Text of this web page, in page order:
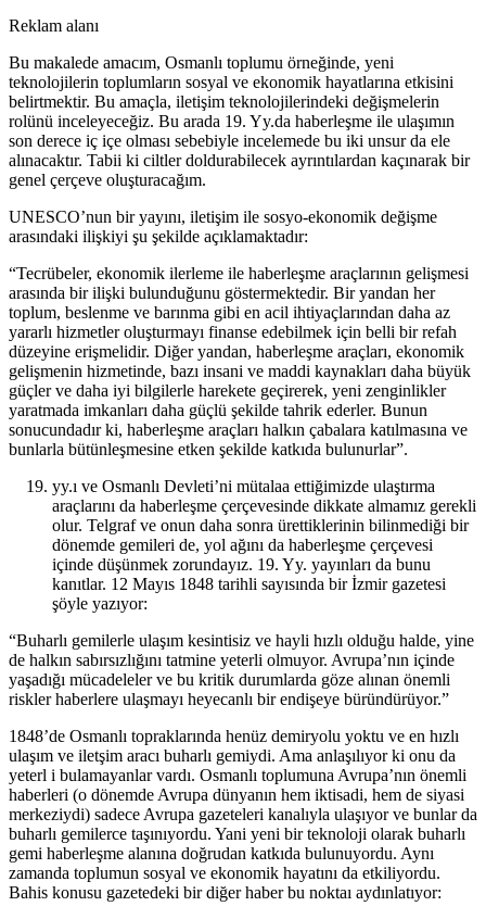
Reklam alanı
Bu makalede amacım, Osmanlı toplumu örneğinde, yeni
teknolojilerin toplumların sosyal ve ekonomik hayatlarına etkisini
belirtmektir. Bu amaçla, iletişim teknolojilerindeki değişmelerin
rolünü inceleyeceğiz. Bu arada 19. Yy.da haberleşme ile ulaşımın
son derece iç içe olması sebebiyle incelemede bu iki unsur da ele
alınacaktır. Tabii ki ciltler doldurabilecek ayrıntılardan kaçınarak bir
genel çerçeve oluşturacağım.
UNESCO’nun bir yayını, iletişim ile sosyo-ekonomik değişme
arasındaki ilişkiyi şu şekilde açıklamaktadır:
“Tecrübeler, ekonomik ilerleme ile haberleşme araçlarının gelişmesi
arasında bir ilişki bulunduğunu göstermektedir. Bir yandan her
toplum, beslenme ve barınma gibi en acil ihtiyaçlarından daha az
yararlı hizmetler oluşturmayı finanse edebilmek için belli bir refah
düzeyine erişmelidir. Diğer yandan, haberleşme araçları, ekonomik
gelişmenin hizmetinde, bazı insani ve maddi kaynakları daha büyük
güçler ve daha iyi bilgilerle harekete geçirerek, yeni zenginlikler
yaratmada imkanları daha güçlü şekilde tahrik ederler. Bunun
sonucundadır ki, haberleşme araçları halkın çabalara katılmasına ve
bunlarla bütünleşmesine etken şekilde katkıda bulunurlar”.
yy.ı ve Osmanlı Devleti’ni mütalaa ettiğimizde ulaştırma
araçlarını da haberleşme çerçevesinde dikkate almamız gerekli
olur. Telgraf ve onun daha sonra ürettiklerinin bilinmediği bir
dönemde gemileri de, yol ağını da haberleşme çerçevesi
içinde düşünmek zorundayız. 19. Yy. yayınları da bunu
kanıtlar. 12 Mayıs 1848 tarihli sayısında bir İzmir gazetesi
şöyle yazıyor:
“Buharlı gemilerle ulaşım kesintisiz ve hayli hızlı olduğu halde, yine
de halkın sabırsızlığını tatmine yeterli olmuyor. Avrupa’nın içinde
yaşadığı mücadeleler ve bu kritik durumlarda göze alınan önemli
riskler haberlere ulaşmayı heyecanlı bir endişeye büründürüyor.”
1848’de Osmanlı topraklarında henüz demiryolu yoktu ve en hızlı
ulaşım ve iletşim aracı buharlı gemiydi. Ama anlaşılıyor ki onu da
yeterl i bulamayanlar vardı. Osmanlı toplumuna Avrupa’nın önemli
haberleri (o dönemde Avrupa dünyanın hem iktisadi, hem de siyasi
merkeziydi) sadece Avrupa gazeteleri kanalıyla ulaşıyor ve bunlar da
buharlı gemilerce taşınıyordu. Yani yeni bir teknoloji olarak buharlı
gemi haberleşme alanına doğrudan katkıda bulunuyordu. Aynı
zamanda toplumun sosyal ve ekonomik hayatını da etkiliyordu.
Bahis konusu gazetedeki bir diğer haber bu noktaı aydınlatıyor: